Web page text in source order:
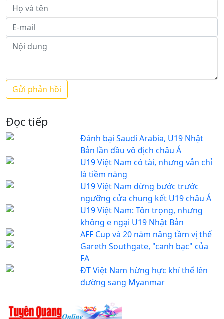
Đọc tiếp
Đánh bại Saudi Arabia, U19 Nhật
Bản lần đầu vô địch châu Á
U19 Việt Nam có tài, nhưng vẫn chỉ
là tiềm năng
U19 Việt Nam dừng bước trước
ngưỡng cửa chung kết U19 châu Á
U19 Việt Nam: Tôn trọng, nhưng
không e ngại U19 Nhật Bản
AFF Cup và 20 năm nâng tầm vị thế
Gareth Southgate, "canh bạc" của
FA
ĐT Việt Nam hừng hực khí thế lên
đường sang Myanmar